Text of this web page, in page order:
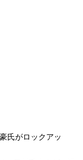
氏がロックアッ